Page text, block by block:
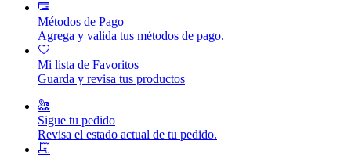
Métodos de Pago
Agrega y valida tus métodos de pago.
Mi lista de Favoritos
Guarda y revisa tus productos
Sigue tu pedido
Revisa el estado actual de tu pedido.